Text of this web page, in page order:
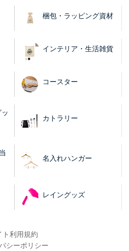
梱包・ラッピング資材
インテリア・生活雑貨
コースター
カトラリー
名入れハンガー
レイングッズ
ト利用規約
シーポリシー